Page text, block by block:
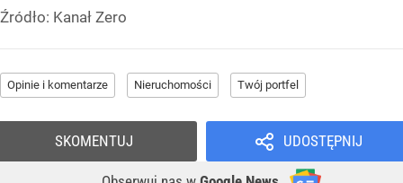
Źródło: Kanał Zero
Opinie i komentarze Nieruchomości Twój portfel
UDOSTĘPNIJ
SKOMENTUJ